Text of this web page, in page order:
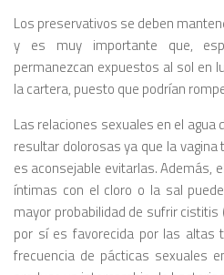
Los preservativos se deben
y es muy importante que,
permanezcan expuestos al sol en
la cartera, puesto que podrían
Las relaciones sexuales en el agua
resultar dolorosas ya que la
es aconsejable evitarlas. Además,
íntimas con el cloro o la sal
mayor probabilidad de sufrir cistitis
por sí es favorecida por las altas
frecuencia de pácticas sexuales